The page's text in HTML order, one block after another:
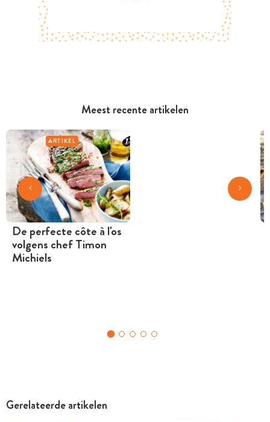
Meest recente artikelen
ARTIKEL
De perfecte côte à l'os
volgens chef Timon
Michiels
Gerelateerde artikelen